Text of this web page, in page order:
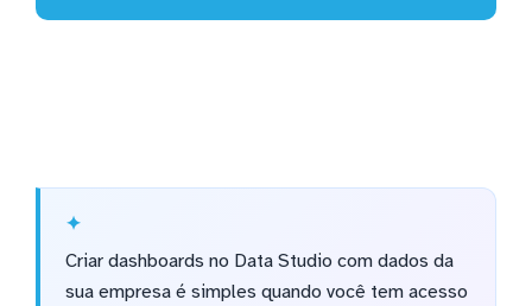
Criar dashboards no Data Studio com dados da
sua empresa é simples quando você tem acesso